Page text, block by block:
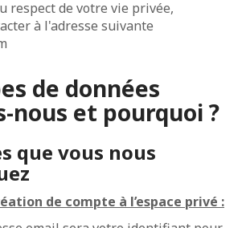
respect de votre vie privée,
à l'adresse suivante
de données
nous et pourquoi ?
que vous nous
de compte à l’espace privé :